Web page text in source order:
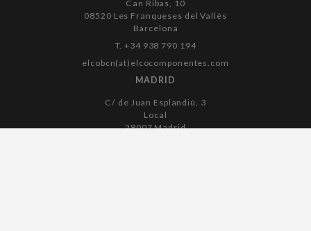
Can Ribas, 10
08520 Les Franqueses del Vallès
Barcelona
T. +34 938 790 194
elcobcn(at)elcocomponentes.com
MADRID
C/ de Juan Esplandiú, 3
Local
28007 Madrid